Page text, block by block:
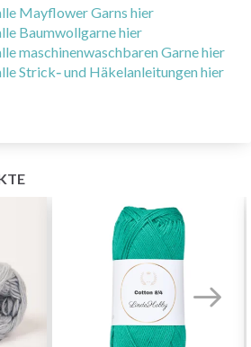
Mayflower Garns hier
Baumwollgarne hier
maschinenwaschbaren Garne hier
Strick‑ und Häkelanleitungen hier
bis zu 50%
unserer Garn-Community
Sie exklusiven Zugang zu